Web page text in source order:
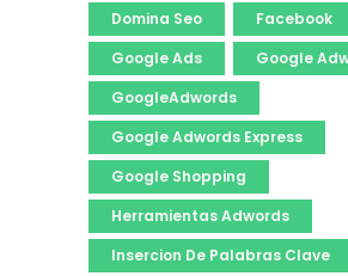
Domina Seo
Facebook
Google Ads
Google
GoogleAdwords
Google Adwords Express
Google Shopping
Herramientas Adwords
Insercion De Palabras Clave